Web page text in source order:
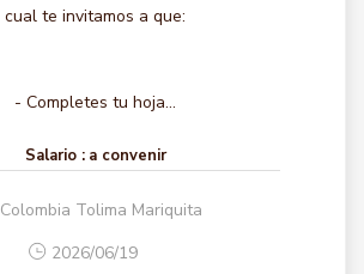
cual te invitamos a que:
- Completes tu hoja...
Salario : a convenir
Colombia Tolima Mariquita
2026/06/19